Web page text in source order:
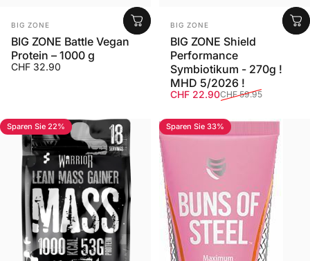
Anbieter:
BIG ZONE
BIG ZONE Battle Vegan
Protein – 1000 g
CHF 32.90
Anbieter:
BIG ZONE
BIG ZONE Shield
Performance
Symbiotikum - 270g !
MHD 5/2026 !
Verkaufspreis
CHF 22.90
Normaler Preis
CHF 59.95
Sparen Sie 22% Sparen Sie 33%